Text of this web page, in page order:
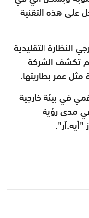
على هذه التقنية
النظارة التقليدية
ولم تكشف الشركة
مثل عمر بطاريتها.
في بيئة خارجية
مدى رؤية